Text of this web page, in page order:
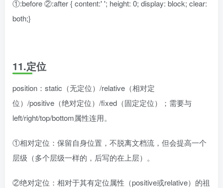
①:before ②:after { content:' '; height: 0; display: block; clear:
both;}
11.定位
position：static（无定位）/relative（相对定
位）/positive（绝对定位）/fixed（固定定位）；需要与
left/right/top/bottom属性连用。
①相对定位：保留自身位置，不脱离文档流，但会提高一个
层级（多个层级一样的，后写的在上层）。
②绝对定位：相对于其有定位属性（positive或relative）的祖